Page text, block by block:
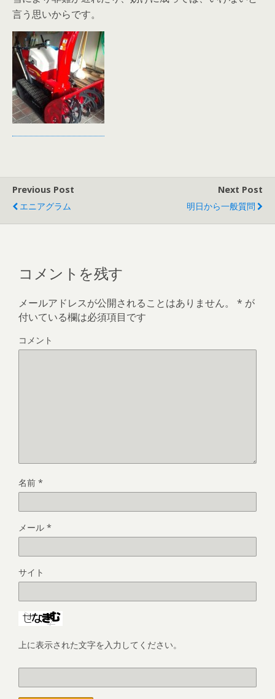
言う思いからです。
Previous Post
エニアグラム
Next Post
明日から一般質問
コメントを残す
メールアドレスが公開されることはありません。 * が
付いている欄は必須項目です
コメント
名前 *
メール *
サイト
上に表示された文字を入力してください。